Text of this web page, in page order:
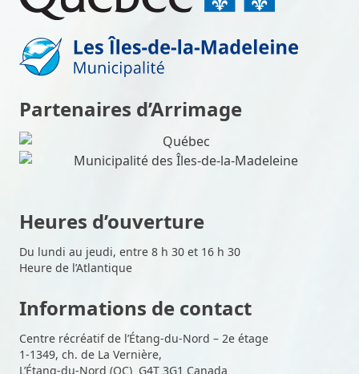
Partenaires d’Arrimage
Heures d’ouverture
Du lundi au jeudi, entre 8 h 30 et 16 h 30
Heure de l’Atlantique
Informations de contact
Centre récréatif de l’Étang-du-Nord – 2e étage
1-1349, ch. de La Vernière,
L’Étang-du-Nord (QC) G4T 3G1 Canada